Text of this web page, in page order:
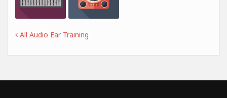
All Audio Ear Training